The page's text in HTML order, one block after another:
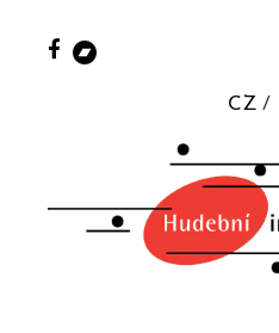
CZ